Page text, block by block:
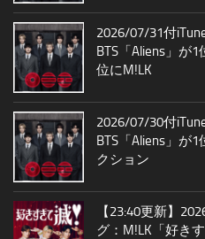
2026/07/31付
BTS「Aliens」が
位にM!LK
2026/07/30付
BTS「Aliens」が
クション
【23:40更新】
グ：M!LK「好き